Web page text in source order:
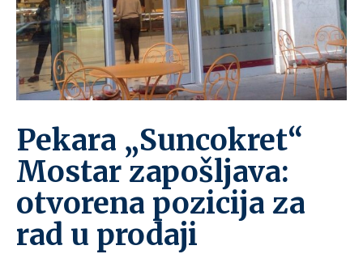
Pekara „Suncokret“
Mostar zapošljava:
otvorena pozicija za
rad u prodaji